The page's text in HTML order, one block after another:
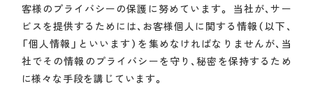
客様のプライバシーの保護に努めています。 当社が、サー
ビスを提供するためには、お客様個人に関する情報（以下、
「個人情報」といいます）を集めなければなりませんが、当
社でその情報のプライバシーを守り、秘密を保持するため
に様々な手段を講じています。